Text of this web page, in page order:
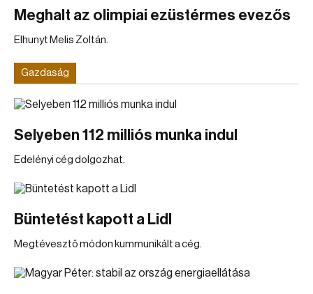
Meghalt az olimpiai ezüstérmes evezős
Elhunyt Melis Zoltán.
Gazdaság
Selyeben 112 milliós munka indul
Edelényi cég dolgozhat.
Büntetést kapott a Lidl
Megtévesztő módon kummunikált a cég.